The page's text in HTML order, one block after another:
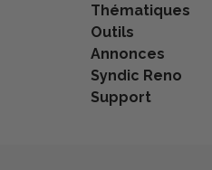
Thématiques
Outils
Annonces
Syndic Reno
Support